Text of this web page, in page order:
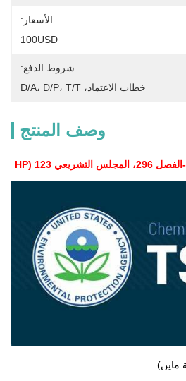
الأسعار:
100USD
شروط الدفع:
خطاب الاعتماد، D/A، D/P، T/T
وصف المنتج
متطلبات الأمازون: ولاية ماين-الفصل 296، المجلس التشريعي 123 (HP
ماين)